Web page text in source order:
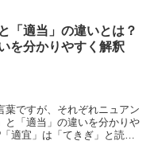
「適当」の違いとは？
を分かりやすく解釈
葉ですが、それぞれニュアン
と「適当」の違いを分かりや
適宜」は「てきぎ」と読む